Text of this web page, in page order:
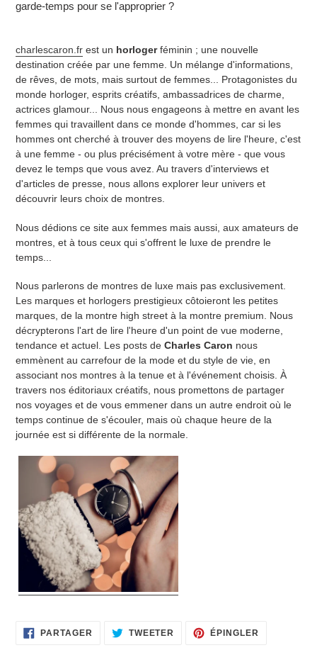
garde-temps pour se l'approprier ?
charlescaron.fr est un horloger féminin ; une nouvelle
destination créée par une femme. Un mélange d'informations,
de rêves, de mots, mais surtout de femmes... Protagonistes du
monde horloger, esprits créatifs, ambassadrices de charme,
actrices glamour... Nous nous engageons à mettre en avant les
femmes qui travaillent dans ce monde d'hommes, car si les
hommes ont cherché à trouver des moyens de lire l'heure, c'est
à une femme - ou plus précisément à votre mère - que vous
devez le temps que vous avez. Au travers d'interviews et
d'articles de presse, nous allons explorer leur univers et
découvrir leurs choix de montres.
Nous dédions ce site aux femmes mais aussi, aux amateurs de
montres, et à tous ceux qui s'offrent le luxe de prendre le
temps...
Nous parlerons de montres de luxe mais pas exclusivement.
Les marques et horlogers prestigieux côtoieront les petites
marques, de la montre high street à la montre premium. Nous
décrypterons l'art de lire l'heure d'un point de vue moderne,
tendance et actuel. Les posts de Charles Caron nous
emmènent au carrefour de la mode et du style de vie, en
associant nos montres à la tenue et à l'événement choisis. À
travers nos éditoriaux créatifs, nous promettons de partager
nos voyages et de vous emmener dans un autre endroit où le
temps continue de s'écouler, mais où chaque heure de la
journée est si différente de la normale.
PARTAGER PARTAGER
SUR
TWEETER TWEETER
SUR
ÉPINGLER